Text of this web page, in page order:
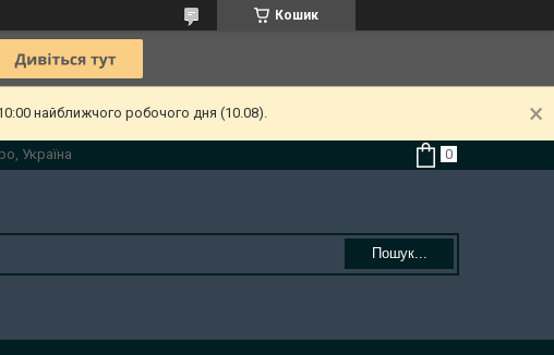
Кошик
найближчого робочого дня (10.08).
Україна
Пошук...